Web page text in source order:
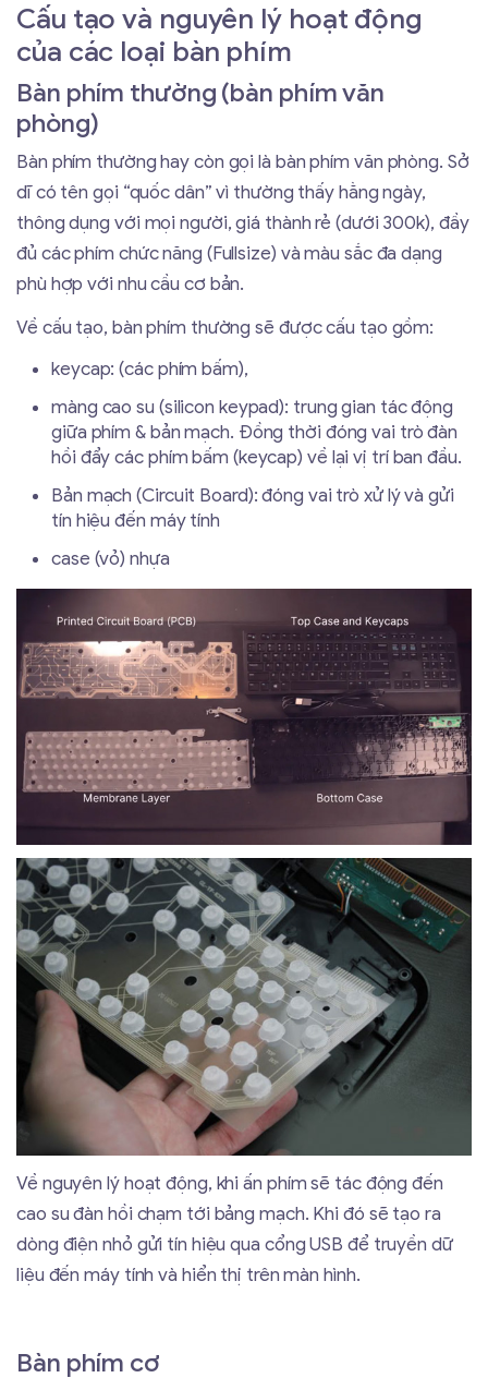
Cấu tạo và nguyên lý hoạt động
của các loại bàn phím
Bàn phím thường (bàn phím văn
phòng)
Bàn phím thường hay còn gọi là bàn phím văn phòng. Sở
dĩ có tên gọi “quốc dân” vì thường thấy hằng ngày,
thông dụng với mọi người, giá thành rẻ (dưới 300k), đầy
đủ các phím chức năng (Fullsize) và màu sắc đa dạng
phù hợp với nhu cầu cơ bản.
Về cấu tạo, bàn phím thường sẽ được cấu tạo gồm:
keycap: (các phím bấm),
màng cao su (silicon keypad): trung gian tác động
giữa phím & bản mạch. Đồng thời đóng vai trò đàn
hồi đẩy các phím bấm (keycap) về lại vị trí ban đầu.
Bản mạch (Circuit Board): đóng vai trò xử lý và gửi
tín hiệu đến máy tính
case (vỏ) nhựa
Về nguyên lý hoạt động, khi ấn phím sẽ tác động đến
cao su đàn hồi chạm tới bảng mạch. Khi đó sẽ tạo ra
dòng điện nhỏ gửi tín hiệu qua cổng USB để truyền dữ
liệu đến máy tính và hiển thị trên màn hình.
Bàn phím cơ